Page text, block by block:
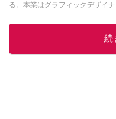
る。本業はグラフィックデザイ
ノベ人気事例1位
続